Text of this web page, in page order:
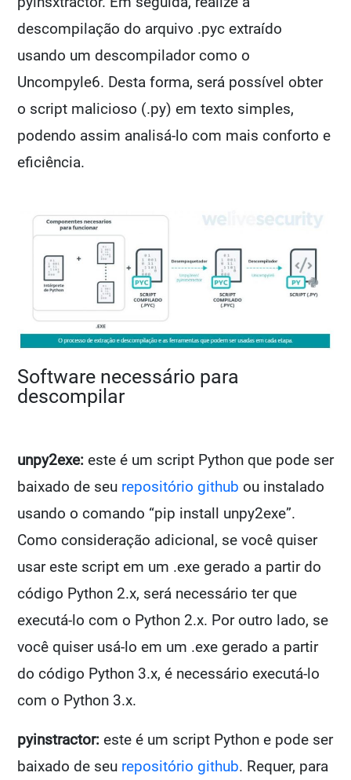
descompilação do arquivo .pyc extraído
usando um descompilador como o
Uncompyle6. Desta forma, será possível obter
o script malicioso (.py) em texto simples,
podendo assim analisá-lo com mais conforto e
eficiência.
Software necessário para
descompilar
unpy2exe: este é um script Python que pode ser
baixado de seu repositório github ou instalado
usando o comando “pip install unpy2exe”.
Como consideração adicional, se você quiser
usar este script em um .exe gerado a partir do
código Python 2.x, será necessário ter que
executá-lo com o Python 2.x. Por outro lado, se
você quiser usá-lo em um .exe gerado a partir
do código Python 3.x, é necessário executá-lo
com o Python 3.x.
pyinstractor: este é um script Python e pode ser
baixado de seu repositório github. Requer, para